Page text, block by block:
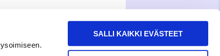
SALLI KAIKKI EVÄSTEET